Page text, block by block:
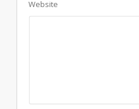
Website